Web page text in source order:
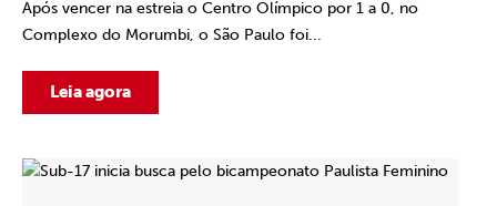
Após vencer na estreia o Centro Olímpico por 1 a 0, no
Complexo do Morumbi, o São Paulo foi...
Leia agora